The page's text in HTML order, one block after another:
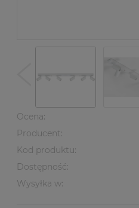
Ocena:
Producent:
Kod produktu:
Dostępność:
Wysyłka w: